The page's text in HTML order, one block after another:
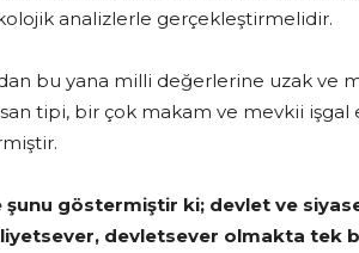
analizlerle gerçekleştirmelidir.
bu yana milli değerlerine uzak
tipi, bir çok makam ve mevkii
şunu göstermiştir ki; devlet ve
devletsever olmakta tek